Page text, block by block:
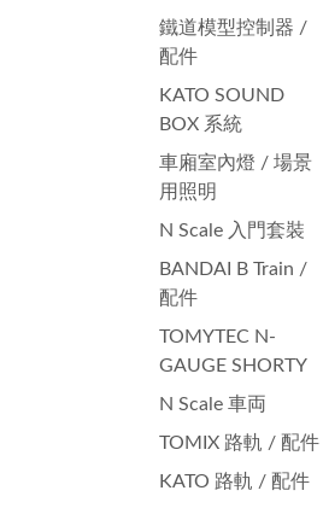
鐵道模型控制器 /
配件
KATO SOUND
BOX 系統
車廂室內燈 / 場景
用照明
N Scale 入門套裝
BANDAI B Train /
配件
TOMYTEC N-
GAUGE SHORTY
N Scale 車両
TOMIX 路軌 / 配件
KATO 路軌 / 配件